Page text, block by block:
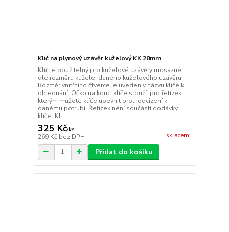
Klíč na plynový uzávěr kuželový KK 28mm
Klíč je použitelný pro kuželové uzávěry mosazné,
dle rozměru kužele daného kuželového uzávěru.
Rozměr vnitřního čtverce je uveden v názvu klíče k
objednání. Očko na konci klíče slouží pro řetízek,
kterým můžete klíče upevnit proti odcizení k
danému potrubí. Řetízek není součástí dodávky
klíče. Kl...
325 Kč/ks
269 Kč bez DPH skladem
Přidat do košíku